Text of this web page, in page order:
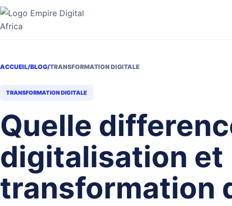
Aller
contenu
ACCUEIL/BLOG/TRANSFORMATION DIGITALE
TRANSFORMATION DIGITALE
Quelle
digitalisation et
transformation